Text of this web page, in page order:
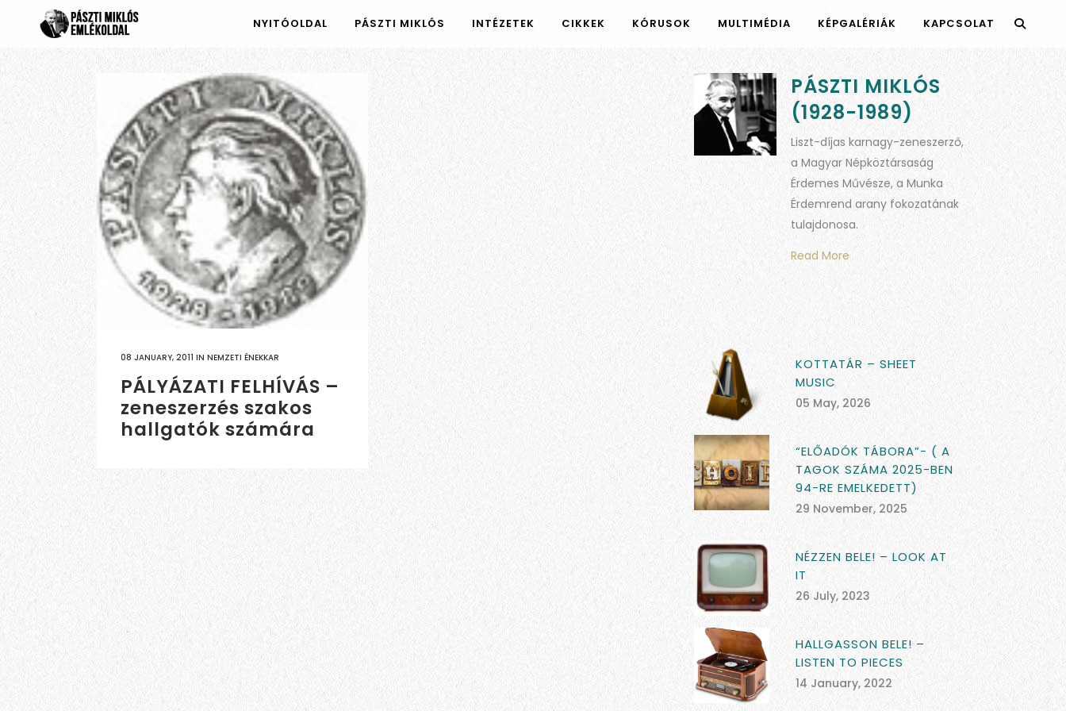
NYITÓOLDAL PÁSZTI MIKLÓS INTÉZETEK CIKKEK KÓRUSOK MULTIMÉDIA KÉPGALÉRIÁK KAPCSOLAT
08 JANUARY, 2011 IN NEMZETI ÉNEKKAR
PÁLYÁZATI FELHÍVÁS –
zeneszerzés szakos
hallgatók számára
PÁSZTI MIKLÓS
(1928-1989)
Liszt-díjas karnagy-zeneszerző,
a Magyar Népköztársaság
Érdemes Művésze, a Munka
Érdemrend arany fokozatának
tulajdonosa.
Read More
KOTTATÁR – SHEET
MUSIC
05 May, 2026
“ELŐADÓK TÁBORA”- ( A
TAGOK SZÁMA 2025-BEN
94-RE EMELKEDETT)
29 November, 2025
NÉZZEN BELE! – LOOK AT
IT
26 July, 2023
HALLGASSON BELE! –
LISTEN TO PIECES
14 January, 2022